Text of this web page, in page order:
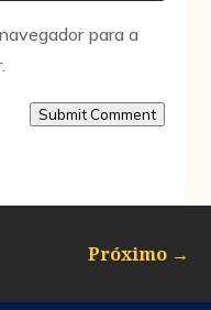
para a
Submit Comment
Próximo →